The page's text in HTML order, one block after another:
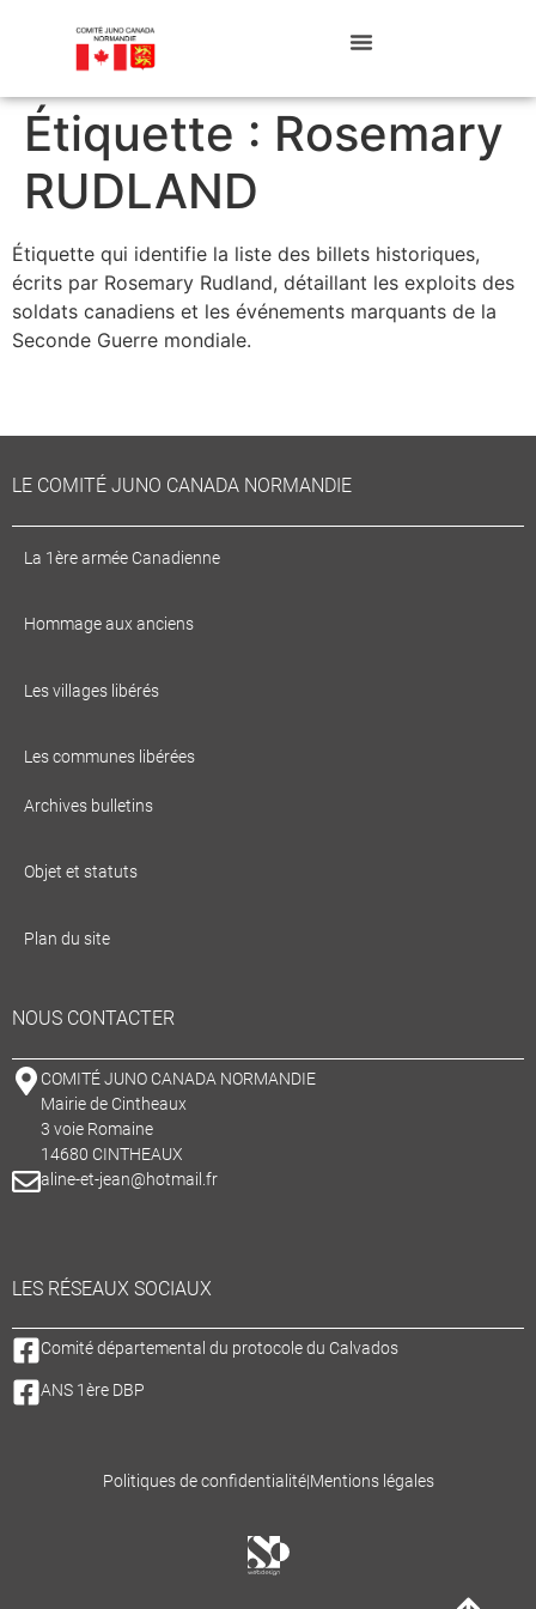
Étiquette : Rosemary
RUDLAND
Étiquette qui identifie la liste des billets historiques,
écrits par Rosemary Rudland, détaillant les exploits des
soldats canadiens et les événements marquants de la
Seconde Guerre mondiale.
LE COMITÉ JUNO CANADA NORMANDIE
La 1ère armée Canadienne
Hommage aux anciens
Les villages libérés
Les communes libérées
Archives bulletins
Objet et statuts
Plan du site
NOUS CONTACTER
COMITÉ JUNO CANADA NORMANDIE
Mairie de Cintheaux
3 voie Romaine
14680 CINTHEAUX
aline-et-jean@hotmail.fr
LES RÉSEAUX SOCIAUX
Comité départemental du protocole du Calvados
ANS 1ère DBP
Politiques de confidentialité|Mentions légales